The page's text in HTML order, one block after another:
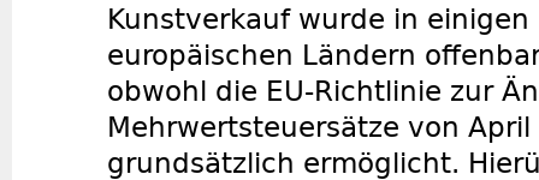
Kunstverkauf wurde in einigen
europäischen Ländern
obwohl die EU-Richtlinie zur
Mehrwertsteuersätze von
grundsätzlich ermöglicht.